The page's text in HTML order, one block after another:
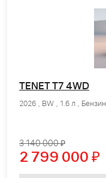
TENET T7 4WD
2026 , BW , 1.6 л ,
3 140 000 ₽
2 799 000 ₽